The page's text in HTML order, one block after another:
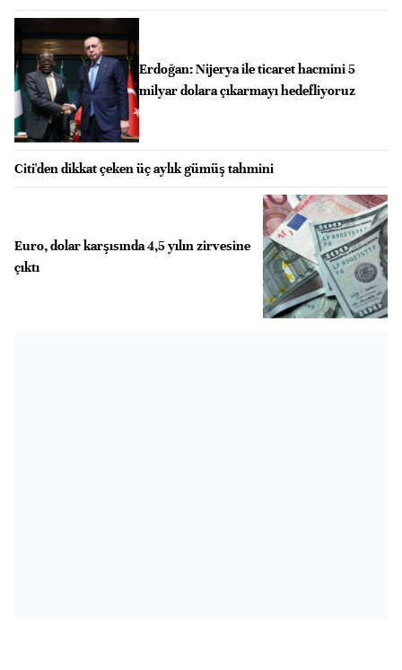
Erdoğan: Nijerya ile ticaret hacmini 5
milyar dolara çıkarmayı hedefliyoruz
Citi'den dikkat çeken üç aylık gümüş tahmini
Euro, dolar karşısında 4,5 yılın zirvesine
çıktı